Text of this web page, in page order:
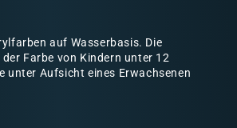
auf Wasserbasis. Die
Farbe von Kindern unter 12
unter Aufsicht eines Erwachsenen